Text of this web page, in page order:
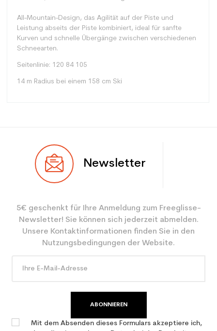
All-Mountain-Design, das Agilität auf der Piste und
Leistung abseits der Piste kombiniert, ideal für sanfte
Kurven und schnelle Übergänge zwischen verschiedenen
Schneearten.
Seitenlinie: 120 84 105
14 m Radius bei einem 158 cm Ski
Benutzer Frau
Farbe Blau
CO2-Einsparungen für
den Planeten (in kg)
3.9
Newsletter
5€ geschenkt für Ihre Anmeldung zum Freeglisse-
Newsletter! Sie können sich jederzeit abmelden.
Unsere Kontaktinformationen finden Sie in den
Nutzungsbedingungen der Website.
ABONNIEREN
Mit dem Absenden dieses Formulars akzeptiere ich,